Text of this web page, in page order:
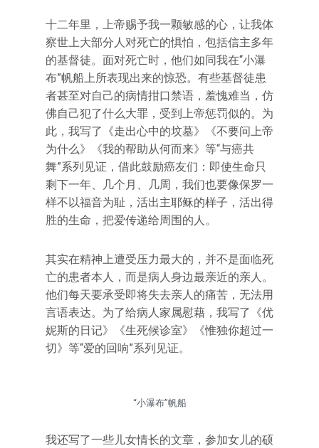
十二年里，上帝赐予我一颗敏感的心，让我体
察世上大部分人对死亡的惧怕，包括信主多年
的基督徒。面对死亡时，他们如同我在“小瀑
布”帆船上所表现出来的惊恐。有些基督徒患
者甚至对自己的病情拑口禁语，羞愧难当，仿
佛自己犯了什么大罪，受到上帝惩罚似的。为
此，我写了《走出心中的坟墓》《不要问上帝
为什么》《我的帮助从何而来》等“与癌共
舞”系列见证，借此鼓励癌友们：即使生命只
剩下一年、几个月、几周，我们也要像保罗一
样不以福音为耻，活出主耶稣的样子，活出得
胜的生命，把爱传递给周围的人。
其实在精神上遭受压力最大的，并不是面临死
亡的患者本人，而是病人身边最亲近的亲人。
他们每天要承受即将失去亲人的痛苦，无法用
言语表达。为了给病人家属慰藉，我写了《优
妮斯的日记》《生死候诊室》《惟独你超过一
切》等“爱的回响”系列见证。
“小瀑布”帆船
我还写了一些儿女情长的文章，参加女儿的硕